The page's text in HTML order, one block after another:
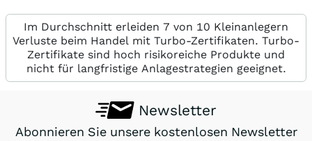
Im Durchschnitt erleiden 7 von 10 Kleinanlegern
Verluste beim Handel mit Turbo-Zertifikaten. Turbo-
Zertifikate sind hoch risikoreiche Produkte und
nicht für langfristige Anlagestrategien geeignet.
Newsletter
Abonnieren Sie unsere kostenlosen Newsletter